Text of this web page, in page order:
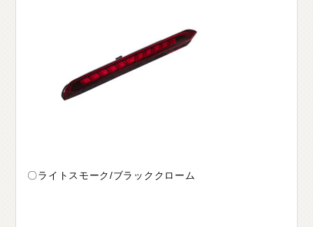
〇ライトスモーク/ブラッククローム